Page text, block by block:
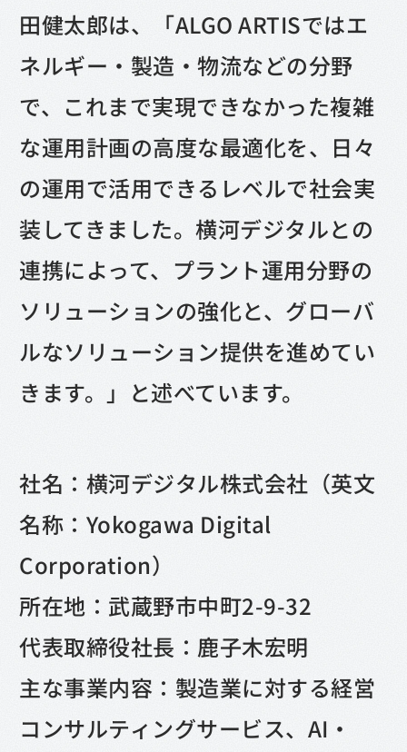
田健太郎は、「ALGO ARTISではエ
ネルギー・製造・物流などの分野
で、これまで実現できなかった複雑
な運用計画の高度な最適化を、日々
の運用で活用できるレベルで社会実
装してきました。横河デジタルとの
連携によって、プラント運用分野の
ソリューションの強化と、グローバ
ルなソリューション提供を進めてい
きます。」と述べています。
社名：横河デジタル株式会社（英文
名称：Yokogawa Digital
Corporation）
所在地：武蔵野市中町2-9-32
代表取締役社長：鹿子木宏明
主な事業内容：製造業に対する経営
コンサルティングサービス、AI・